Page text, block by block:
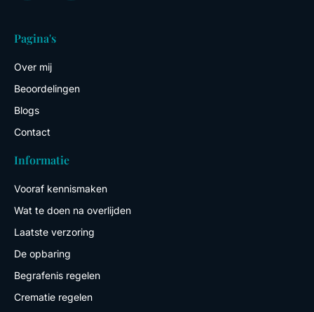
e
o
k
f
k
Pagina's
Over mij
Beoordelingen
Blogs
Contact
Informatie
Vooraf kennismaken
Wat te doen na overlijden
Laatste verzoring
De opbaring
Begrafenis regelen
Crematie regelen